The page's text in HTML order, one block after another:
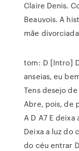
Claire Denis.
Beauvois. A
mãe
tom: D [Intro]
anseias, eu
Tens desejo
Abre, pois, de
A D A7 E
Deixa a luz do
do céu entrar